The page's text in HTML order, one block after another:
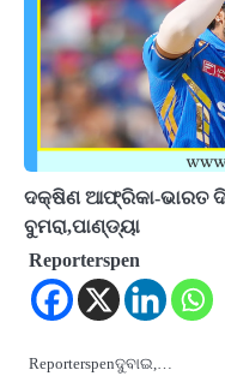
ଦକ୍ଷିଣ ଆଫ୍ରିକା-ଭାରତ
ବୁମରା,ପାଣ୍ଡ୍ୟା
Reporterspen
Reporterspenଦୁବାଇ,…